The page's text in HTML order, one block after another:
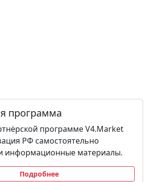
программа
программе V4.Market
РФ самостоятельно
информационные материалы.
Подробнее